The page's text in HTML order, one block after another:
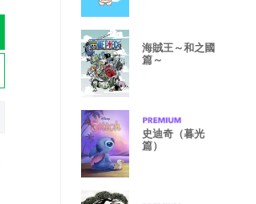
海賊王～和之國
篇～
史迪奇（暮光
篇）